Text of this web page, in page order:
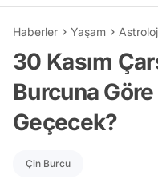
Haberler Yaşam
30 Kasım
Burcuna Göre
Geçecek?
Çin Burcu